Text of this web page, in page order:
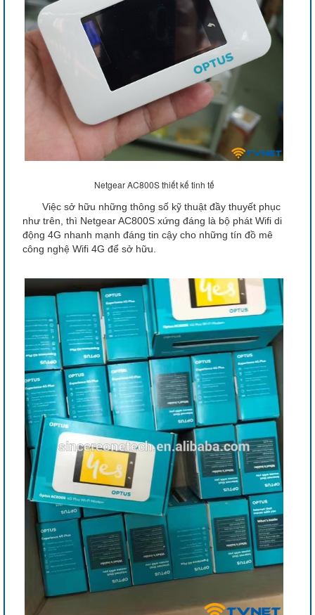
Netgear AC800S thiết kế tinh tế
Việc sở hữu những thông số kỹ thuật đầy thuyết phục
như trên, thì Netgear AC800S xứng đáng là bộ phát Wifi di
động 4G nhanh mạnh đáng tin cậy cho những tín đồ mê
công nghệ Wifi 4G để sở hữu.